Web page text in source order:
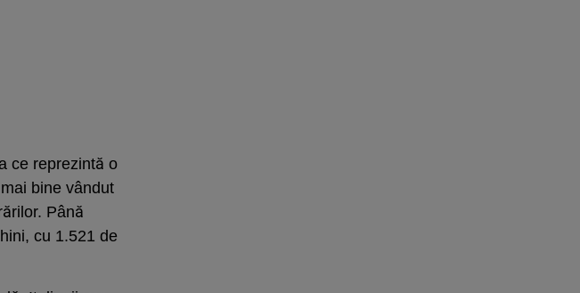
ce reprezintă o
bine vândut
Până
cu 1.521 de